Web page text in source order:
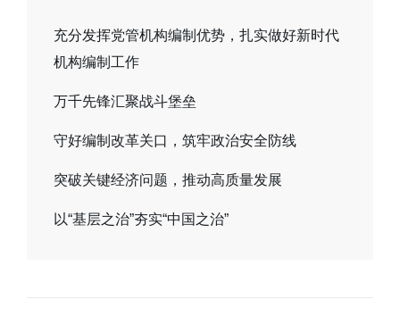
充分发挥党管机构编制优势，扎实做好新时代
机构编制工作
万千先锋汇聚战斗堡垒
守好编制改革关口，筑牢政治安全防线
突破关键经济问题，推动高质量发展
以“基层之治”夯实“中国之治”